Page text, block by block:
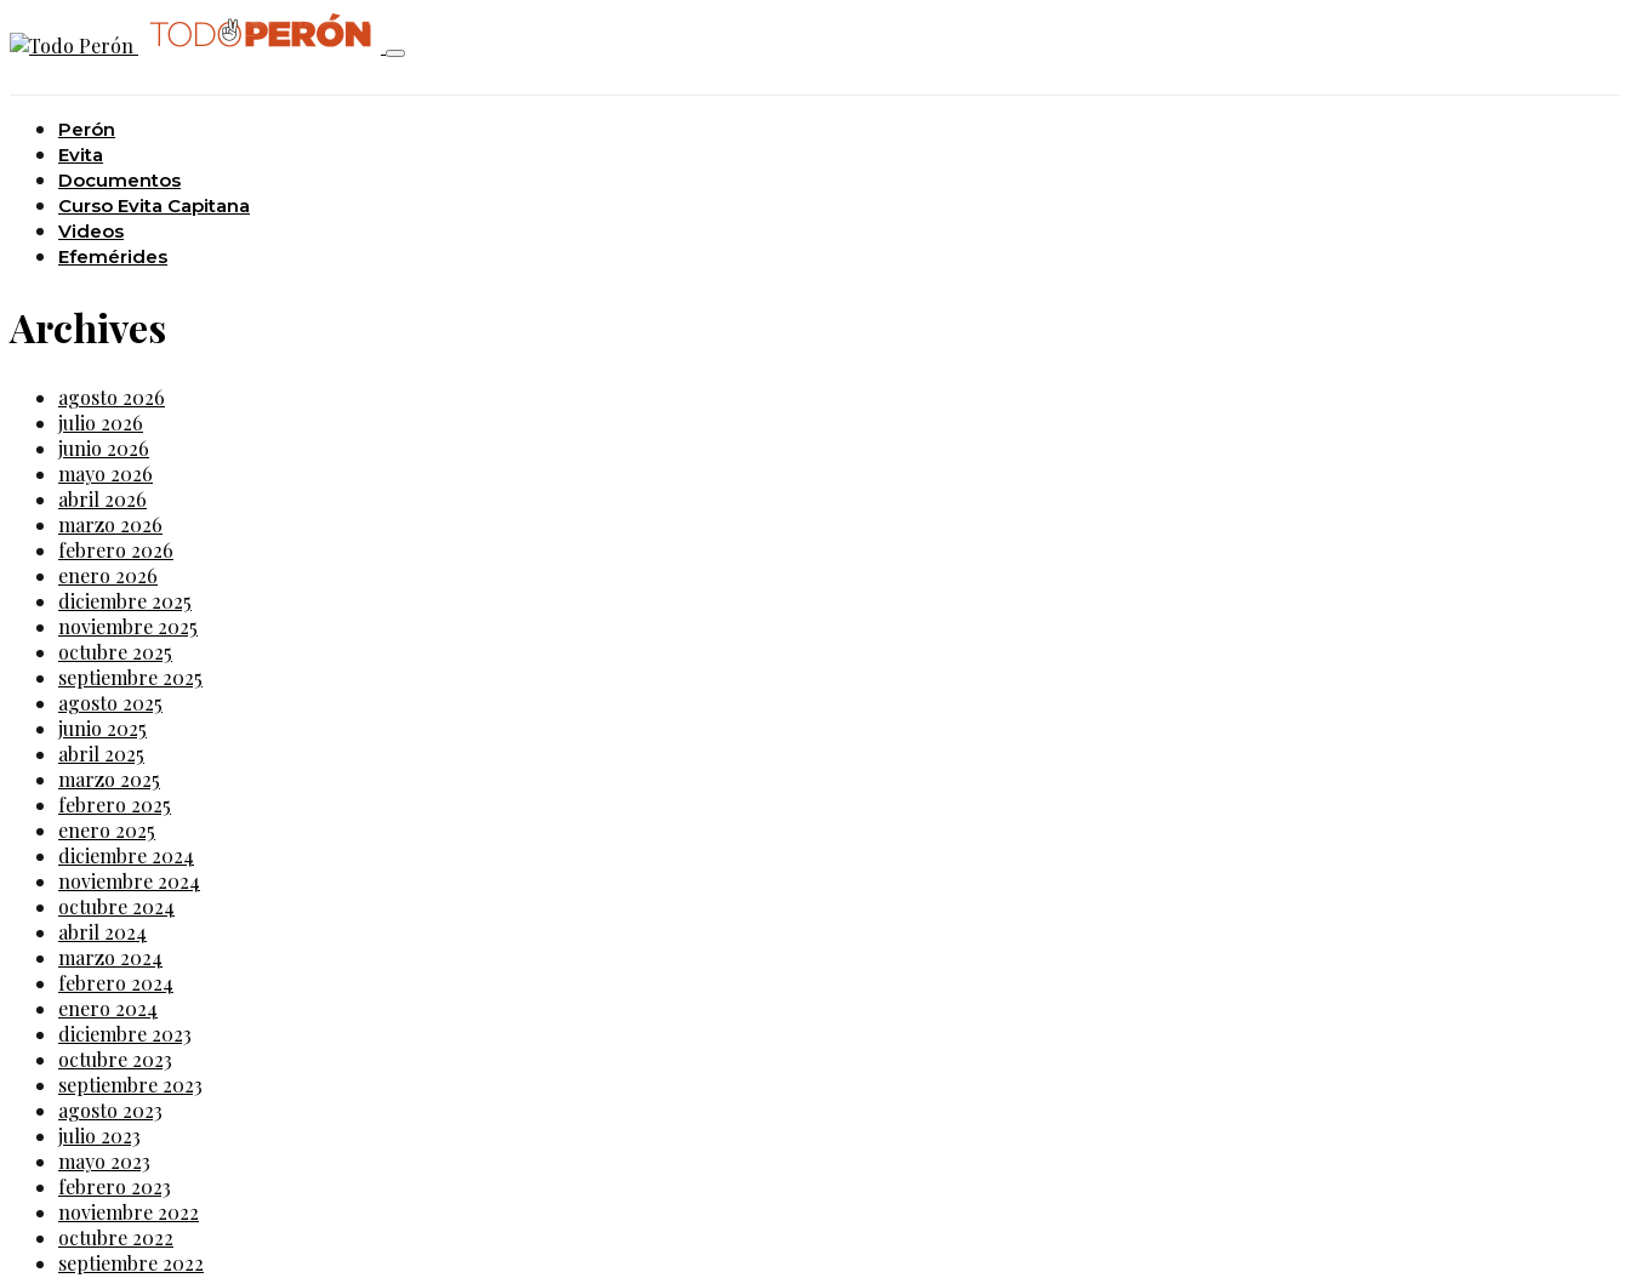
Perón
Evita
Documentos
Curso Evita Capitana
Videos
Efemérides
Archives
agosto 2026
julio 2026
junio 2026
mayo 2026
abril 2026
marzo 2026
febrero 2026
enero 2026
diciembre 2025
noviembre 2025
octubre 2025
septiembre 2025
agosto 2025
junio 2025
abril 2025
marzo 2025
febrero 2025
enero 2025
diciembre 2024
noviembre 2024
octubre 2024
abril 2024
marzo 2024
febrero 2024
enero 2024
diciembre 2023
octubre 2023
septiembre 2023
agosto 2023
julio 2023
mayo 2023
febrero 2023
noviembre 2022
octubre 2022
septiembre 2022